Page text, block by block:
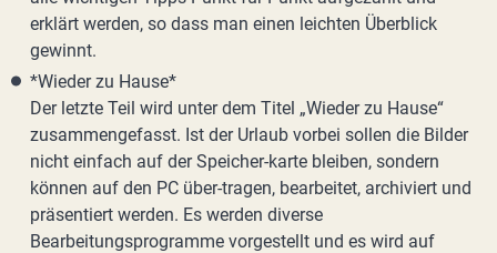
erklärt werden, so dass man einen leichten Überblick
gewinnt.
*Wieder zu Hause*
Der letzte Teil wird unter dem Titel „Wieder zu Hause“
zusammengefasst. Ist der Urlaub vorbei sollen die Bilder
nicht einfach auf der Speicher-karte bleiben, sondern
können auf den PC über-tragen, bearbeitet, archiviert und
präsentiert werden. Es werden diverse
Bearbeitungsprogramme vorgestellt und es wird auf